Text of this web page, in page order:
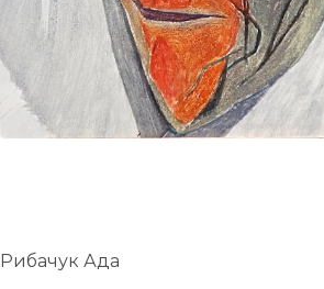
Рибачук Ада